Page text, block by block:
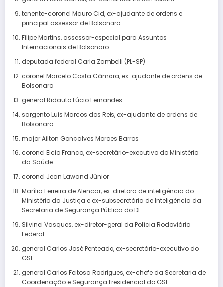
tenente-coronel Mauro Cid, ex-ajudante de ordens e
principal assessor de Bolsonaro
Filipe Martins, assessor-especial para Assuntos
Internacionais de Bolsonaro
deputada federal Carla Zambelli (PL-SP)
coronel Marcelo Costa Câmara, ex-ajudante de ordens de
Bolsonaro
general Ridauto Lúcio Fernandes
sargento Luis Marcos dos Reis, ex-ajudante de ordens de
Bolsonaro
major Ailton Gonçalves Moraes Barros
coronel Elcio Franco, ex-secretário-executivo do Ministério
da Saúde
coronel Jean Lawand Júnior
Marília Ferreira de Alencar, ex-diretora de inteligência do
Ministério da Justiça e ex-subsecretária de Inteligência da
Secretaria de Segurança Pública do DF
Silvinei Vasques, ex-diretor-geral da Polícia Rodoviária
Federal
general Carlos José Penteado, ex-secretário-executivo do
GSI
general Carlos Feitosa Rodrigues, ex-chefe da Secretaria de
Coordenação e Segurança Presidencial do GSI